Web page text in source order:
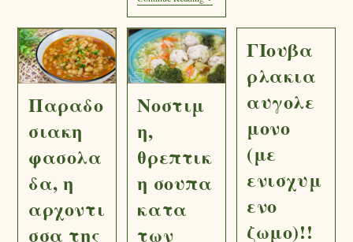
Παραδο
σιακη
φασολα
δα, η
αρχοντι
σσα της
Νοστιμ
η,
θρεπτικ
η σουπα
κατα
των
ΓΙουβα
ρλακια
αυγολε
μονο
(με
ενισχυμ
ενο
ζωμο)!!